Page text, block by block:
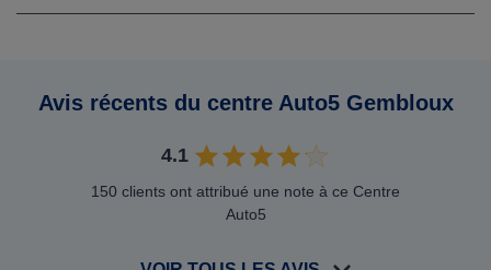
Avis récents du centre Auto5 Gembloux
4.1
150 clients ont attribué une note à ce Centre
Auto5